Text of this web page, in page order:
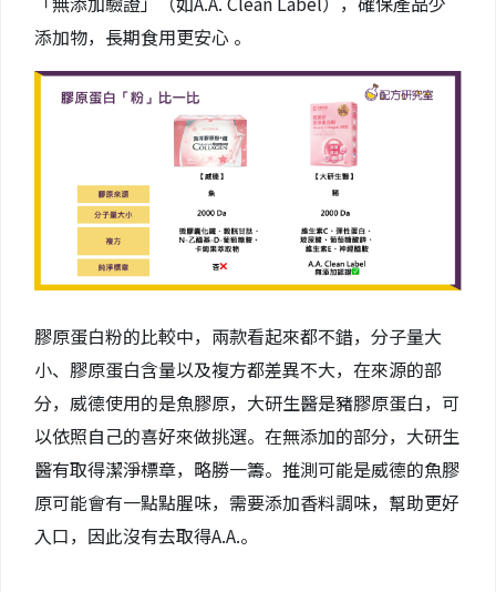
添加物，長期食用更安心 。
膠原蛋白粉的比較中，兩款看起來都不錯，分子量大
小、膠原蛋白含量以及複方都差異不大，在來源的部
分，威德使用的是魚膠原，大研生醫是豬膠原蛋白，可
以依照自己的喜好來做挑選。在無添加的部分，大研生
醫有取得潔淨標章，略勝一籌。推測可能是威德的魚膠
原可能會有一點點腥味，需要添加香料調味，幫助更好
入口，因此沒有去取得A.A.。